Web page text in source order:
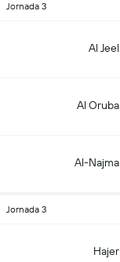
Jornada 3
Al Jeel
Al Oruba
Al-Najma
Jornada 3
Hajer